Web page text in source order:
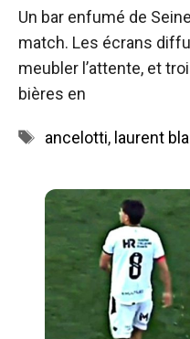
Un bar enfumé de
match. Les écrans
meubler l’attente, et
bières en
Étiquettes
ancelotti, laurent